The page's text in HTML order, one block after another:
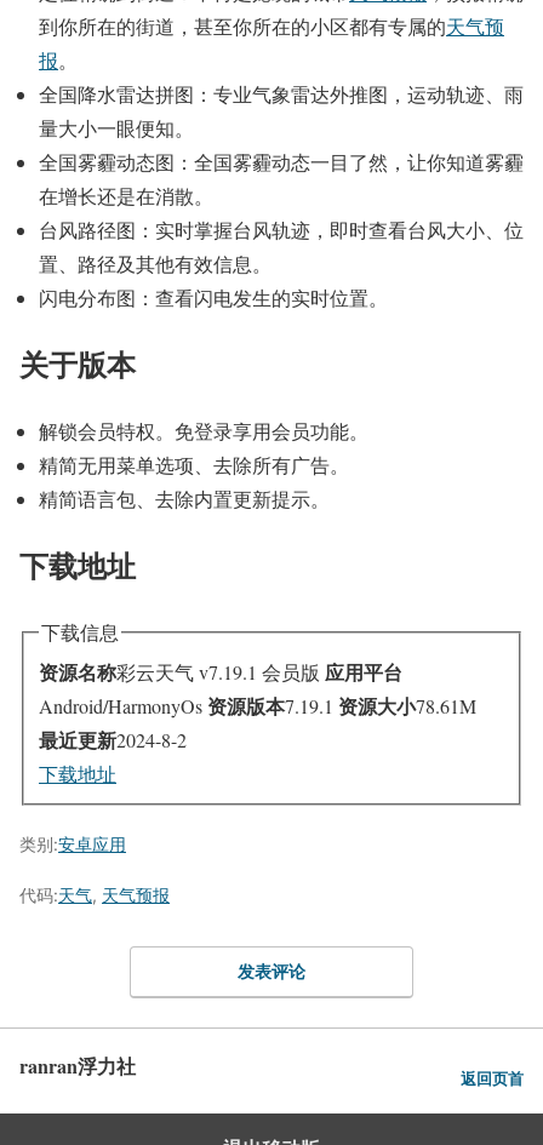
到你所在的街道，甚至你所在的小区都有专属的天气预
报。
全国降水雷达拼图：专业气象雷达外推图，运动轨迹、雨
量大小一眼便知。
全国雾霾动态图：全国雾霾动态一目了然，让你知道雾霾
在增长还是在消散。
台风路径图：实时掌握台风轨迹，即时查看台风大小、位
置、路径及其他有效信息。
闪电分布图：查看闪电发生的实时位置。
关于版本
解锁会员特权。免登录享用会员功能。
精简无用菜单选项、去除所有广告。
精简语言包、去除内置更新提示。
下载地址
下载信息
资源名称彩云天气 v7.19.1 会员版 应用平台
Android/HarmonyOs 资源版本7.19.1 资源大小78.61M
最近更新2024-8-2
下载地址
类别:安卓应用
代码:天气, 天气预报
发表评论
ranran浮力社 返回页首